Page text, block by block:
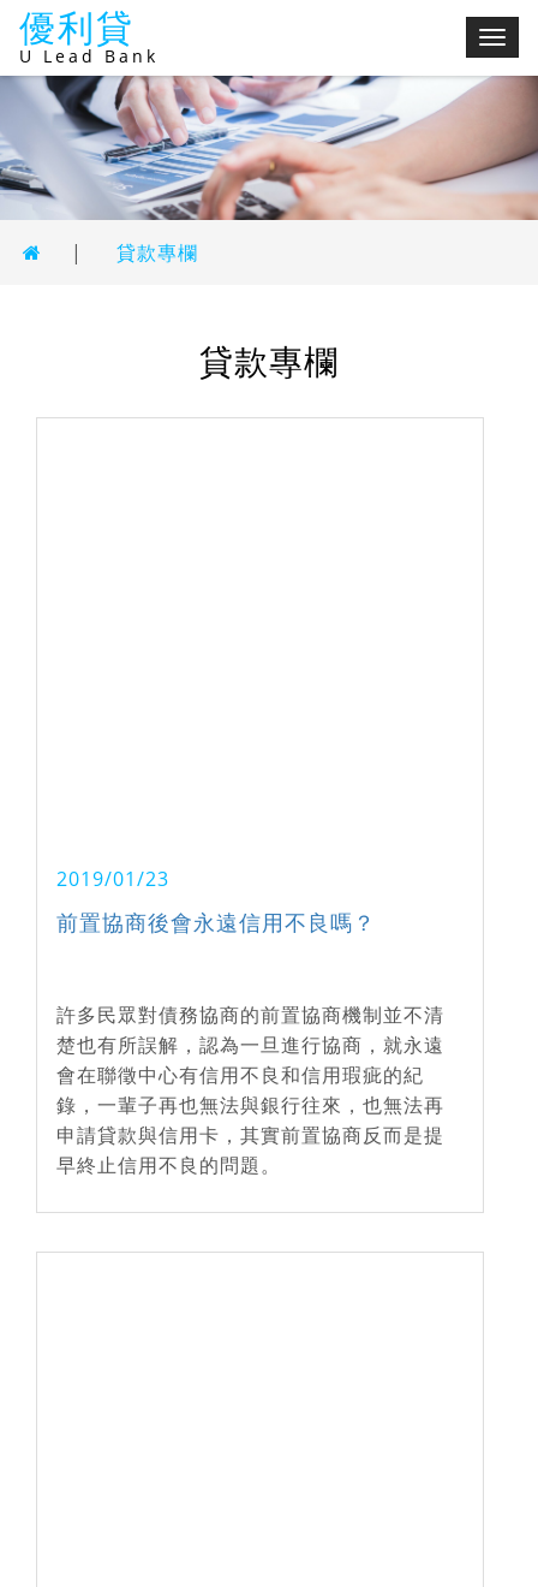
切
優利貸
U Lead Bank
| 貸款專欄
貸款專欄
2019/01/23
前置協商後會永遠信用不良嗎？
許多民眾對債務協商的前置協商機制並不清
楚也有所誤解，認為一旦進行協商，就永遠
會在聯徵中心有信用不良和信用瑕疵的紀
錄，一輩子再也無法與銀行往來，也無法再
申請貸款與信用卡，其實前置協商反而是提
早終止信用不良的問題。